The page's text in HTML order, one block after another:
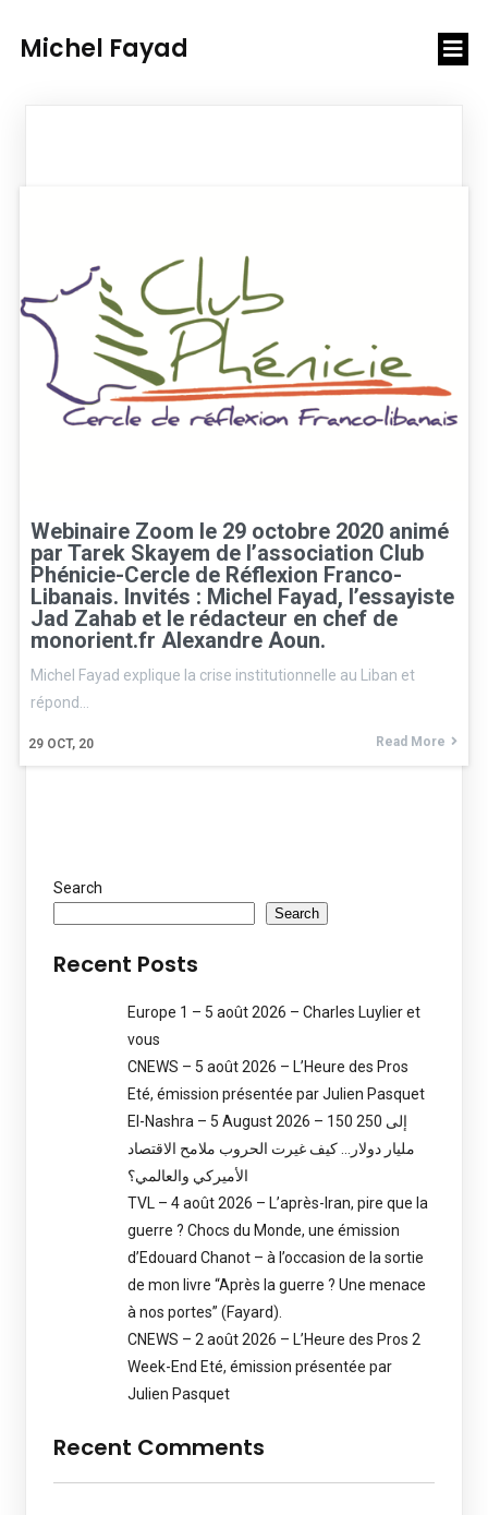
Michel Fayad
Webinaire Zoom le 29 octobre 2020 animé
par Tarek Skayem de l’association Club
Phénicie-Cercle de Réflexion Franco-
Libanais. Invités : Michel Fayad, l’essayiste
Jad Zahab et le rédacteur en chef de
monorient.fr Alexandre Aoun.
29 OCT, 20
Michel Fayad explique la crise institutionnelle au Liban et
répond…
Read More
Search
Search
Recent Posts
Europe 1 – 5 août 2026 – Charles Luylier et
vous
CNEWS – 5 août 2026 – L’Heure des Pros
Eté, émission présentée par Julien Pasquet
El-Nashra – 5 August 2026 – 150 إلى 250
مليار دولار… كيف غيرت الحروب ملامح الاقتصاد
الأميركي والعالمي؟
TVL – 4 août 2026 – L’après-Iran, pire que la
guerre ? Chocs du Monde, une émission
d’Edouard Chanot – à l’occasion de la sortie
de mon livre “Après la guerre ? Une menace
à nos portes” (Fayard).
CNEWS – 2 août 2026 – L’Heure des Pros 2
Week-End Eté, émission présentée par
Julien Pasquet
Recent Comments